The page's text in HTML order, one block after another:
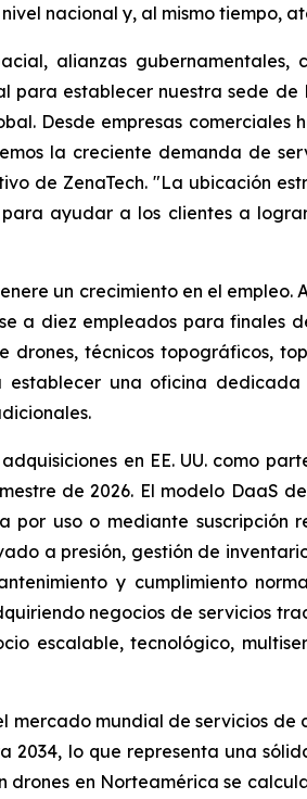
nacional y, al mismo tiempo,
alianzas
establecer nuestra sede
Desde empresas comerciales
la creciente demanda de
de ZenaTech. "La ubicación
ayudar a los clientes a
un crecimiento en el
a diez empleados para finales
drones, técnicos topográficos,
establecer una oficina
en EE. UU. como
de 2026. El modelo DaaS
uso o mediante
a presión, gestión de
y cumplimiento
negocios de servicios
escalable, tecnológico,
mercado mundial de servicios de
2034, lo que representa una
en Norteamérica se